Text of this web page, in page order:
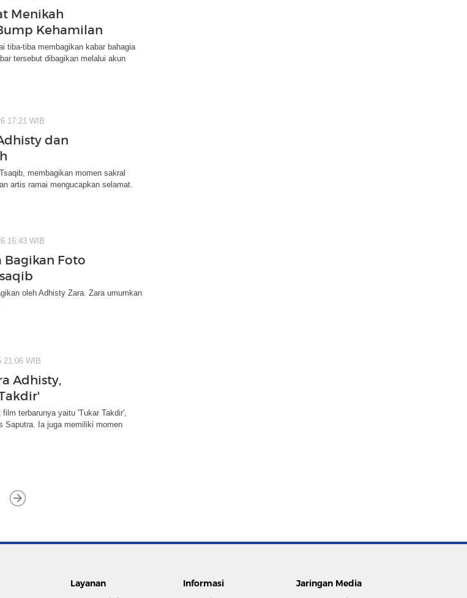
Menikah
Kehamilan
tiba-tiba membagikan kabar bahagia
tersebut dibagikan melalui akun
17:21 WIB
dan
membagikan momen sakral
artis ramai mengucapkan selamat.
16:43 WIB
Bagikan Foto
oleh Adhisty Zara. Zara umumkan
21:06 WIB
Adhisty,
terbarunya yaitu 'Tukar Takdir',
Saputra. Ia juga memiliki momen
Layanan Informasi Jaringan Media